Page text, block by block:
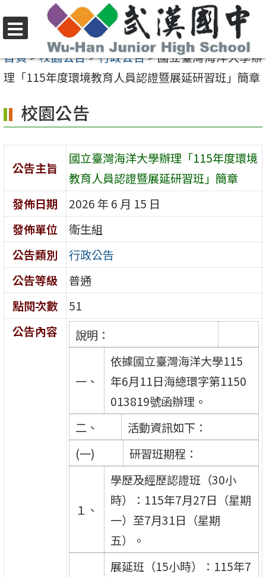
至
要
容
區
選
單
首頁>校園公告>行政公告>國立臺灣海洋大學辦
理「115年度環境教育人員認證暨展延研習班」簡章
校園公告
公告主旨
國立臺灣海洋大學辦理「115年度環境
教育人員認證暨展延研習班」簡章
發佈日期
2026 年 6 月 15 日
發佈單位
衛生組
公告類別
行政公告
公告等級
普通
點閱次數
51
公告內容
說明：
一、
依據國立臺灣海洋大學115
年6月11日海總環字第1150
013819號函辦理。
二、
活動資訊如下：
(一)
研習班期程：
１、
學歷及經歷認證班（30小
時）：115年7月27日（星期
一）至7月31日（星期
五）。
展延班（15小時）：115年7